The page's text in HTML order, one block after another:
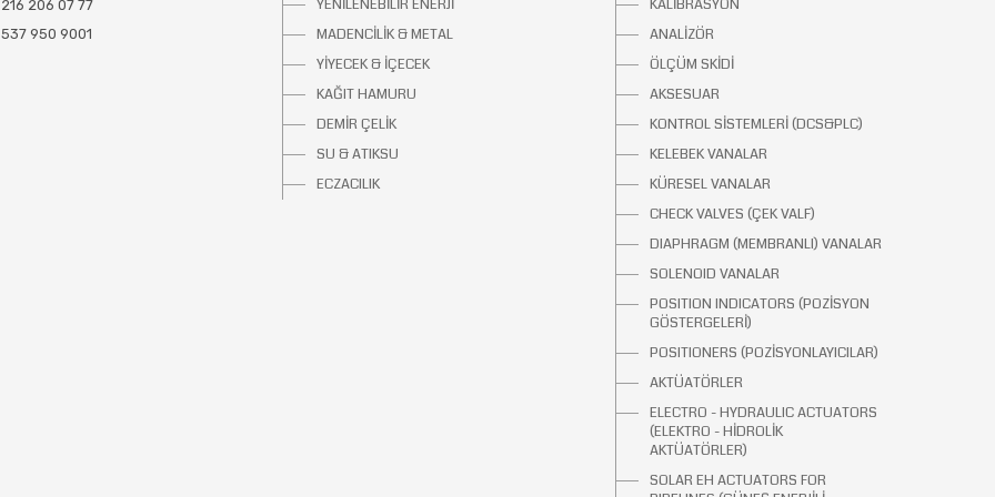
206 07 77
950 9001
YENİLENEBİLİR ENERJİ
MADENCİLİK & METAL
YİYECEK & İÇECEK
KAĞIT HAMURU
DEMİR ÇELİK
SU & ATIKSU
ECZACILIK
KALİBRASYON
ANALİZÖR
ÖLÇÜM SKİDİ
AKSESUAR
KONTROL SİSTEMLERİ (DCS&PLC)
KELEBEK VANALAR
KÜRESEL VANALAR
CHECK VALVES (ÇEK VALF)
DIAPHRAGM (MEMBRANLI) VANALAR
SOLENOID VANALAR
POSITION INDICATORS (POZİSYON
GÖSTERGELERİ)
POSITIONERS (POZİSYONLAYICILAR)
AKTÜATÖRLER
ELECTRO - HYDRAULIC ACTUATORS
(ELEKTRO - HİDROLİK
AKTÜATÖRLER)
SOLAR EH ACTUATORS FOR